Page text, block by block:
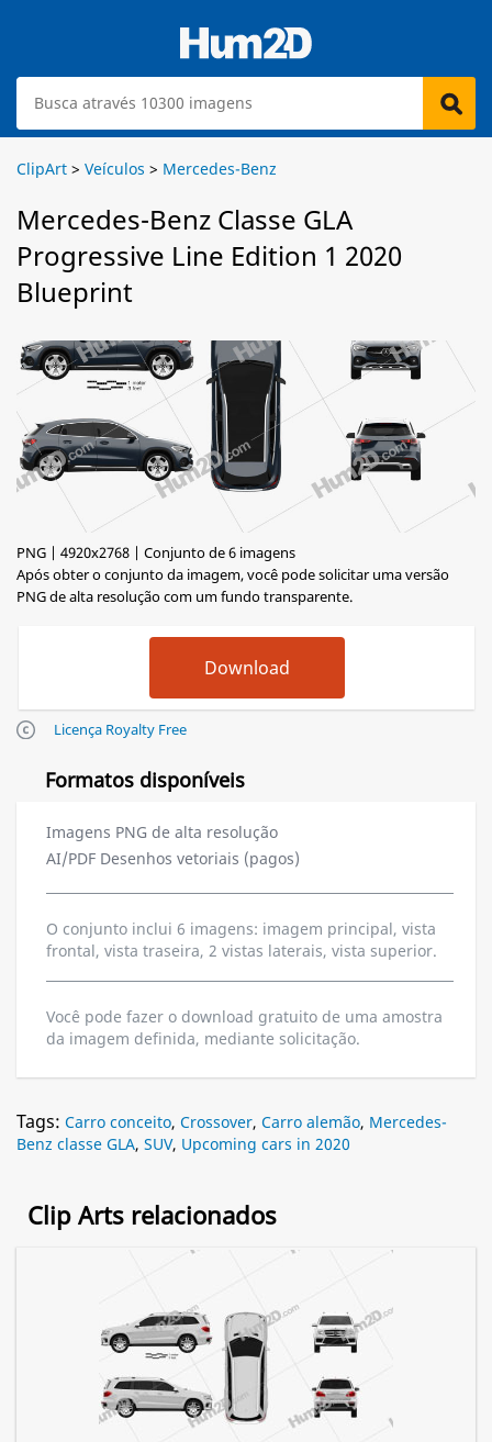
ClipArt > Veículos > Mercedes-Benz
Mercedes-Benz Classe GLA
Progressive Line Edition 1 2020
Blueprint
PNG | 4920x2768 | Conjunto de 6 imagens
Após obter o conjunto da imagem, você pode solicitar uma versão
PNG de alta resolução com um fundo transparente.
Licença Royalty Free
Formatos disponíveis
Imagens PNG de alta resolução
AI/PDF Desenhos vetoriais (pagos)
O conjunto inclui 6 imagens: imagem principal, vista
frontal, vista traseira, 2 vistas laterais, vista superior.
Você pode fazer o download gratuito de uma amostra
da imagem definida, mediante solicitação.
Tags: Carro conceito, Crossover, Carro alemão, Mercedes-
Benz classe GLA, SUV, Upcoming cars in 2020
Clip Arts relacionados